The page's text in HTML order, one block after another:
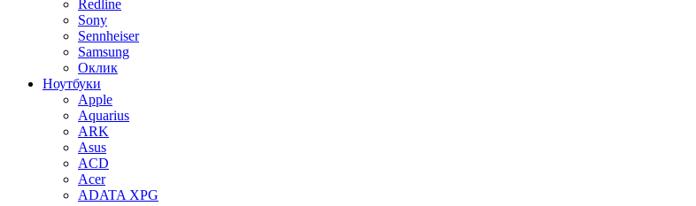
Redline
Sony
Sennheiser
Samsung
Оклик
Ноутбуки
Apple
Aquarius
ARK
Asus
ACD
Acer
ADATA XPG